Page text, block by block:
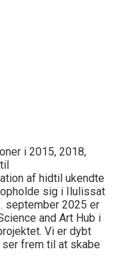
i 2015, 2018,
af hidtil ukendte
sig i Ilulissat
september 2025 er
and Art Hub i
Vi er dybt
frem til at skabe